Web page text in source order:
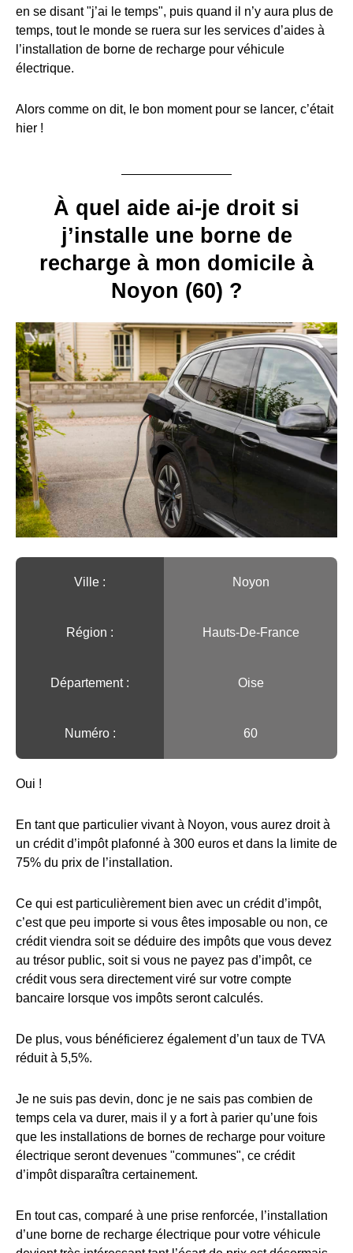
en se disant "j’ai le temps", puis quand il n’y aura plus de
temps, tout le monde se ruera sur les services d’aides à
l’installation de borne de recharge pour véhicule
électrique.
Alors comme on dit, le bon moment pour se lancer, c’était
hier !
À quel aide ai-je droit si
j’installe une borne de
recharge à mon domicile à
Noyon (60) ?
Ville :️ Noyon
Région :️ Hauts-De-France
Département : Oise
Numéro : 60
Oui !
En tant que particulier vivant à Noyon, vous aurez droit à
un crédit d’impôt plafonné à 300 euros et dans la limite de
75% du prix de l’installation.
Ce qui est particulièrement bien avec un crédit d’impôt,
c’est que peu importe si vous êtes imposable ou non, ce
crédit viendra soit se déduire des impôts que vous devez
au trésor public, soit si vous ne payez pas d’impôt, ce
crédit vous sera directement viré sur votre compte
bancaire lorsque vos impôts seront calculés.
De plus, vous bénéficierez également d’un taux de TVA
réduit à 5,5%.
Je ne suis pas devin, donc je ne sais pas combien de
temps cela va durer, mais il y a fort à parier qu’une fois
que les installations de bornes de recharge pour voiture
électrique seront devenues "communes", ce crédit
d’impôt disparaîtra certainement.
En tout cas, comparé à une prise renforcée, l’installation
d’une borne de recharge électrique pour votre véhicule